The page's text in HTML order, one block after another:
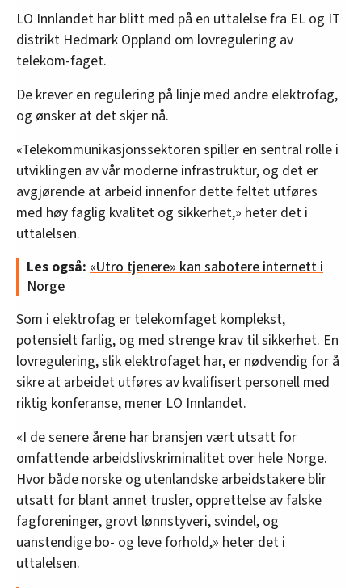
LO Innlandet har blitt med på en uttalelse fra EL og IT
distrikt Hedmark Oppland om lovregulering av
telekom-faget.
De krever en regulering på linje med andre elektrofag,
og ønsker at det skjer nå.
«Telekommunikasjonssektoren spiller en sentral rolle i
utviklingen av vår moderne infrastruktur, og det er
avgjørende at arbeid innenfor dette feltet utføres
med høy faglig kvalitet og sikkerhet,» heter det i
uttalelsen.
Les også: «Utro tjenere» kan sabotere internett i
Norge
Som i elektrofag er telekomfaget komplekst,
potensielt farlig, og med strenge krav til sikkerhet. En
lovregulering, slik elektrofaget har, er nødvendig for å
sikre at arbeidet utføres av kvalifisert personell med
riktig konferanse, mener LO Innlandet.
«I de senere årene har bransjen vært utsatt for
omfattende arbeidslivskriminalitet over hele Norge.
Hvor både norske og utenlandske arbeidstakere blir
utsatt for blant annet trusler, opprettelse av falske
fagforeninger, grovt lønnstyveri, svindel, og
uanstendige bo- og leve forhold,» heter det i
uttalelsen.